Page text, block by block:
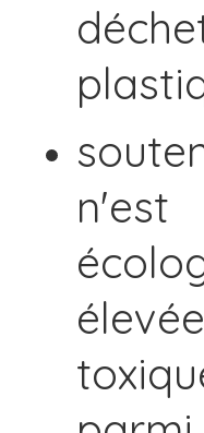
n'est